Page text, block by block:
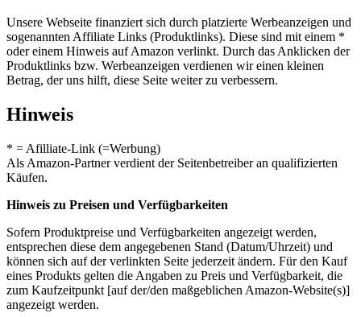
Unsere Webseite finanziert sich durch platzierte Werbeanzeigen und
sogenannten Affiliate Links (Produktlinks). Diese sind mit einem *
oder einem Hinweis auf Amazon verlinkt. Durch das Anklicken der
Produktlinks bzw. Werbeanzeigen verdienen wir einen kleinen
Betrag, der uns hilft, diese Seite weiter zu verbessern.
Hinweis
* = Afilliate-Link (=Werbung)
Als Amazon-Partner verdient der Seitenbetreiber an qualifizierten
Käufen.
Hinweis zu Preisen und Verfügbarkeiten
Sofern Produktpreise und Verfügbarkeiten angezeigt werden,
entsprechen diese dem angegebenen Stand (Datum/Uhrzeit) und
können sich auf der verlinkten Seite jederzeit ändern. Für den Kauf
eines Produkts gelten die Angaben zu Preis und Verfügbarkeit, die
zum Kaufzeitpunkt [auf der/den maßgeblichen Amazon-Website(s)]
angezeigt werden.